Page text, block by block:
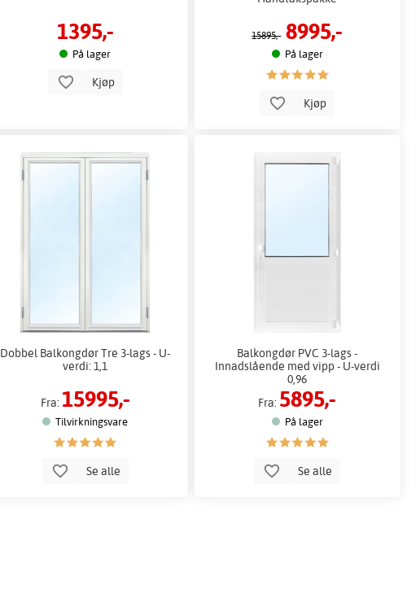
1395,-
På lager
Kjøp
15895,- 8995,-
På lager
Kjøp
Dobbel Balkongdør Tre 3-lags - U-
verdi: 1,1
Fra: 15995,-
Tilvirkningsvare
Se alle
Balkongdør PVC 3-lags -
Innadslående med vipp - U-verdi
0,96
Fra: 5895,-
På lager
Se alle